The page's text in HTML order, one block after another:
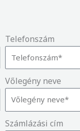
Telefonszám
Vőlegény neve
Számlázási cím